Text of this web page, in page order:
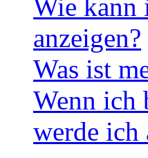
Wie kann
anzeigen?
Was ist
Wenn ich
werde ich